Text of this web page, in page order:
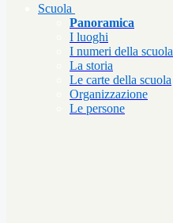
Scuola
Panoramica
I luoghi
I numeri della scuola
La storia
Le carte della scuola
Organizzazione
Le persone